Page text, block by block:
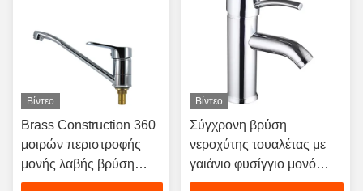
Βίντεο
Brass Construction 360
μοιρών περιστροφής
μονής λαβής βρύση
νιπτήρα μπάνιου για
Βίντεο
Σύγχρονη βρύση
νεροχύτης τουαλέτας με
γαιάνιο φυσίγγιο μονό
χειριστήριο σχεδιασμό και